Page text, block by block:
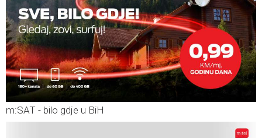
m:SAT - bilo gdje u BiH